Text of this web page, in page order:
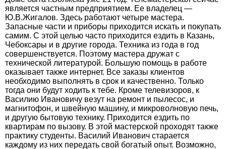
является частным предприятием. Ее владелец —
Ю.В.Жигалов. Здесь работают четыре мастера.
Запасные части и приборы приходится искать и покупать
самим. С этой целью часто приходится ездить в Казань,
Чебоксары и в другие города. Техника из года в год
совершенствуется. Поэтому мастера дружат с
технической литературой. Большую помощь в работе
оказывает также интернет. Все заказы клиентов
необходимо выполнять в срок и качественно. Только
тогда они будут ходить к тебе. Кроме телевизоров, к
Василию Ивановичу везут на ремонт и пылесос, и
магнитофон, и швейную машину, и микроволновую печь,
и другую бытовую технику. Приходится ездить по
квартирам по вызову. В этой мастерской проходят также
практику студенты. Василий Иванович старается
каждому из них передать свой богатый опыт. Возможно,